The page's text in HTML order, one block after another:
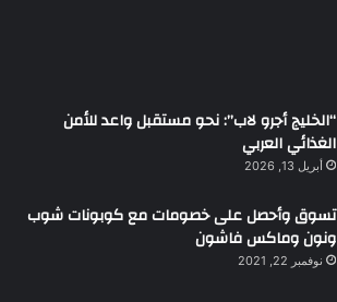
“الخليج أجرو لاب”: نحو مستقبل واعد للأمن
الغذائي العربي
أبريل 13, 2026
تسوق وأحصل على خصومات مع كوبونات شوب
ونون وماكس فاشون
نوفمبر 22, 2021